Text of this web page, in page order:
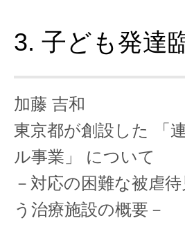
3. 子ども発達
加藤 吉和
東京都が創設した 「
ル事業」 について
－対応の困難な被虐
う治療施設の概要－